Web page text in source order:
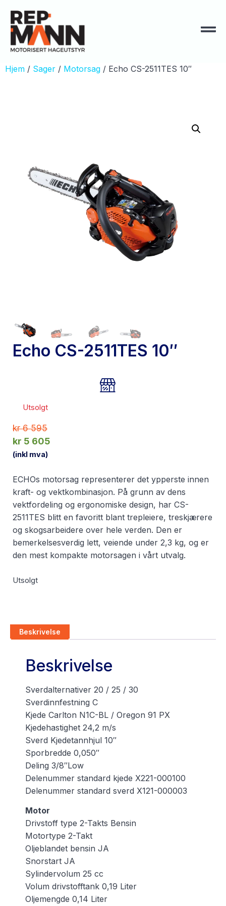
Hjem / Sager / Motorsag / Echo CS-2511TES 10″
Echo CS-2511TES 10″
Utsolgt
kr6 595
kr 5 605
(inkl mva)
ECHOs motorsag representerer det ypperste innen
kraft- og vektkombinasjon. På grunn av dens
vektfordeling og ergonomiske design, har CS-
2511TES blitt en favoritt blant trepleiere, treskjærere
og skogsarbeidere over hele verden. Den er
bemerkelsesverdig lett, veiende under 2,3 kg, og er
den mest kompakte motorsagen i vårt utvalg.
Utsolgt
Beskrivelse
Beskrivelse
Sverdalternativer 20 / 25 / 30
Sverdinnfestning C
Kjede Carlton N1C-BL / Oregon 91 PX
Kjedehastighet 24,2 m/s
Sverd Kjedetannhjul 10″
Sporbredde 0,050″
Deling 3/8″Low
Delenummer standard kjede X221-000100
Delenummer standard sverd X121-000003
Motor
Drivstoff type 2-Takts Bensin
Motortype 2-Takt
Oljeblandet bensin JA
Snorstart JA
Sylindervolum 25 cc
Volum drivstofftank 0,19 Liter
Oljemengde 0,14 Liter